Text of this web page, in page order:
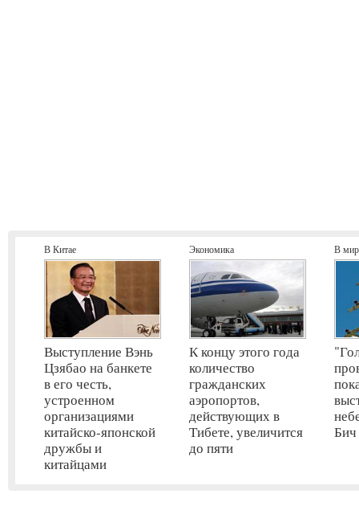
В Китае
Выступление Вэнь
Цзябао на банкете
в его честь,
устроенном
организациями
китайско-японской
дружбы и
китайцами
Экономика
К концу этого года
количество
гражданских
аэропортов,
действующих в
Тибете, увеличится
до пяти
В
Бич